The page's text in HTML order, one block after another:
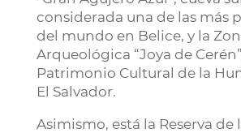
considerada una de las más
del mundo en Belice, y la
Arqueológica “Joya de
Patrimonio Cultural de la
El Salvador.
Asimismo, está la Reserva de